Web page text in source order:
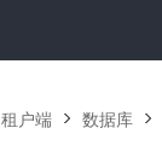
租户端 数据库